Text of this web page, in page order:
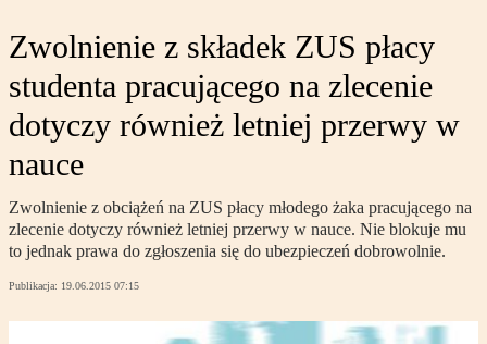
Zwolnienie z składek ZUS płacy
studenta pracującego na zlecenie
dotyczy również letniej przerwy w
nauce
Zwolnienie z obciążeń na ZUS płacy młodego żaka pracującego na
zlecenie dotyczy również letniej przerwy w nauce. Nie blokuje mu
to jednak prawa do zgłoszenia się do ubezpieczeń dobrowolnie.
Publikacja: 19.06.2015 07:15